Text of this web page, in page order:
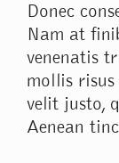
Donec
Nam at
venenatis
mollis
velit justo,
Aenean